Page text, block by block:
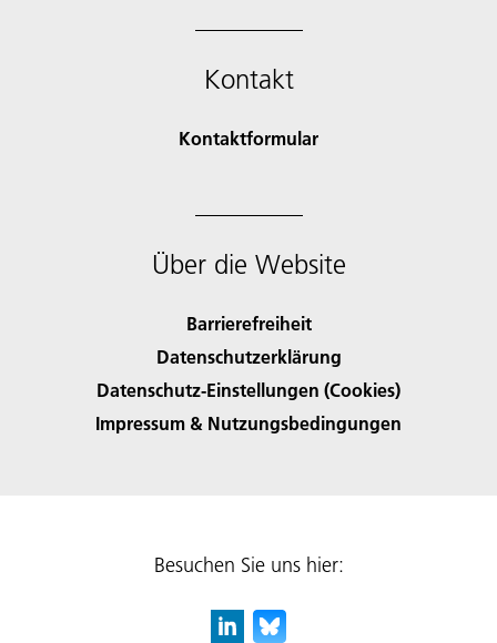
Kontakt
Kontaktformular
Über die Website
Barrierefreiheit
Datenschutzerklärung
Datenschutz-Einstellungen (Cookies)
Impressum & Nutzungsbedingungen
Besuchen Sie uns hier: